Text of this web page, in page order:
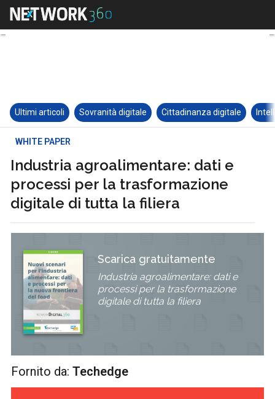
Ultimi articoli Sovranità digitale Cittadinanza digitale
WHITE PAPER
Industria agroalimentare: dati e
processi per la trasformazione
digitale di tutta la filiera
Scarica gratuitamente
Industria agroalimentare: dati e
processi per la trasformazione
digitale di tutta la filiera
Fornito da:Techedge